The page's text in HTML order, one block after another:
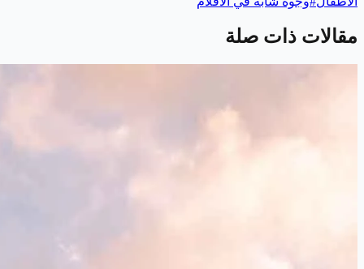
مقالات ذات صلة